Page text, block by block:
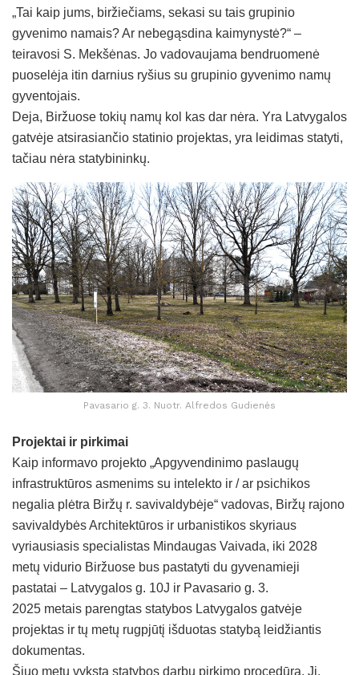
„Tai kaip jums, biržiečiams, sekasi su tais grupinio
gyvenimo namais? Ar nebegąsdina kaimynystė?“ –
teiravosi S. Mekšėnas. Jo vadovaujama bendruomenė
puoselėja itin darnius ryšius su grupinio gyvenimo namų
gyventojais.
Deja, Biržuose tokių namų kol kas dar nėra. Yra Latvygalos
gatvėje atsirasiančio statinio projektas, yra leidimas statyti,
tačiau nėra statybininkų.
Pavasario g. 3. Nuotr. Alfredos Gudienės
Projektai ir pirkimai
Kaip informavo projekto „Apgyvendinimo paslaugų
infrastruktūros asmenims su intelekto ir / ar psichikos
negalia plėtra Biržų r. savivaldybėje“ vadovas, Biržų rajono
savivaldybės Architektūros ir urbanistikos skyriaus
vyriausiasis specialistas Mindaugas Vaivada, iki 2028
metų vidurio Biržuose bus pastatyti du gyvenamieji
pastatai – Latvygalos g. 10J ir Pavasario g. 3.
2025 metais parengtas statybos Latvygalos gatvėje
projektas ir tų metų rugpjūtį išduotas statybą leidžiantis
dokumentas.
Šiuo metu vyksta statybos darbų pirkimo procedūra. Ji,